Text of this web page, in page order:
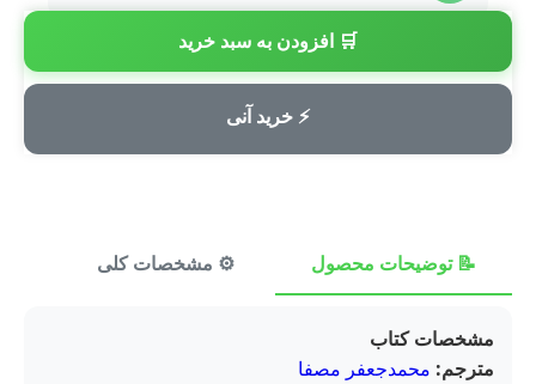
🛒 افزودن به سبد خرید
⚡ خرید آنی
💳 پرداخت امن
📝 توضیحات محصول ⚙️ مشخصات کلی
مشخصات کتاب
مترجم: محمدجعفر مصفا